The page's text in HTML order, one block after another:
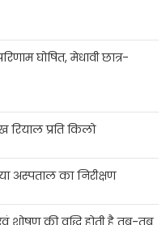
घोषित, मेधावी छात्र-
प्रति किलो
अस्पताल का निरीक्षण